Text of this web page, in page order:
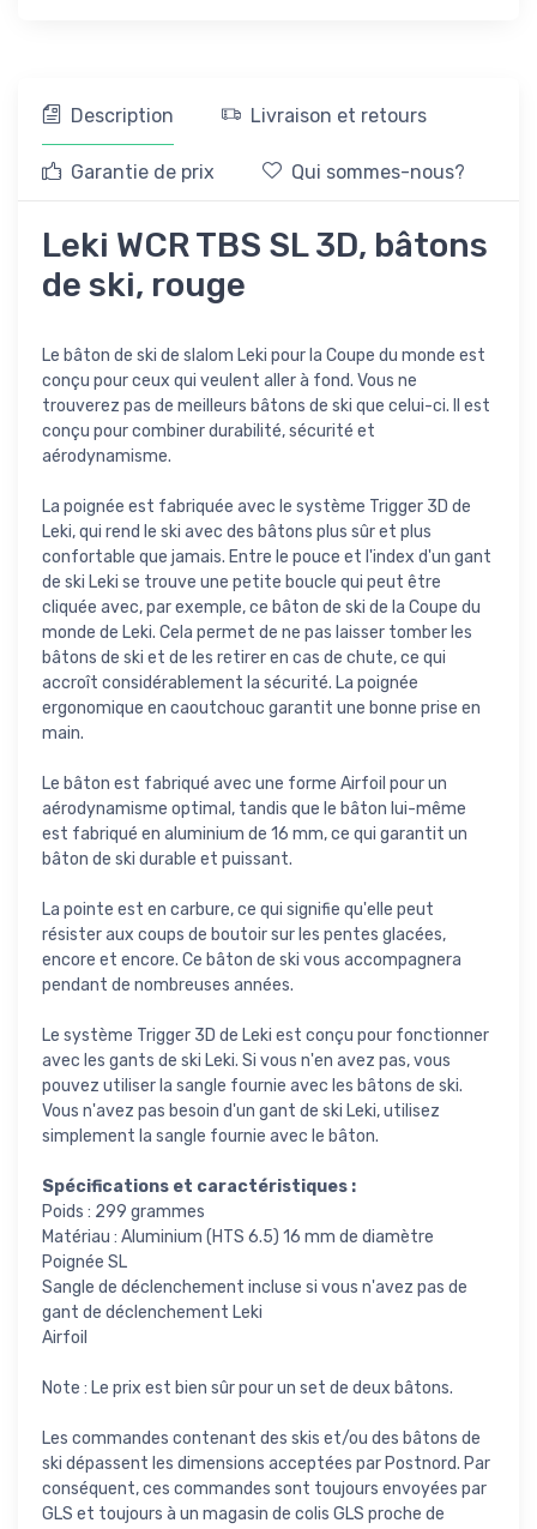
Description Livraison et retours
Garantie de prix Qui sommes-nous?
Leki WCR TBS SL 3D, bâtons
de ski, rouge
Le bâton de ski de slalom Leki pour la Coupe du monde est
conçu pour ceux qui veulent aller à fond. Vous ne
trouverez pas de meilleurs bâtons de ski que celui-ci. Il est
conçu pour combiner durabilité, sécurité et
aérodynamisme.
La poignée est fabriquée avec le système Trigger 3D de
Leki, qui rend le ski avec des bâtons plus sûr et plus
confortable que jamais. Entre le pouce et l'index d'un gant
de ski Leki se trouve une petite boucle qui peut être
cliquée avec, par exemple, ce bâton de ski de la Coupe du
monde de Leki. Cela permet de ne pas laisser tomber les
bâtons de ski et de les retirer en cas de chute, ce qui
accroît considérablement la sécurité. La poignée
ergonomique en caoutchouc garantit une bonne prise en
main.
Le bâton est fabriqué avec une forme Airfoil pour un
aérodynamisme optimal, tandis que le bâton lui-même
est fabriqué en aluminium de 16 mm, ce qui garantit un
bâton de ski durable et puissant.
La pointe est en carbure, ce qui signifie qu'elle peut
résister aux coups de boutoir sur les pentes glacées,
encore et encore. Ce bâton de ski vous accompagnera
pendant de nombreuses années.
Le système Trigger 3D de Leki est conçu pour fonctionner
avec les gants de ski Leki. Si vous n'en avez pas, vous
pouvez utiliser la sangle fournie avec les bâtons de ski.
Vous n'avez pas besoin d'un gant de ski Leki, utilisez
simplement la sangle fournie avec le bâton.
Spécifications et caractéristiques :
Poids : 299 grammes
Matériau : Aluminium (HTS 6.5) 16 mm de diamètre
Poignée SL
Sangle de déclenchement incluse si vous n'avez pas de
gant de déclenchement Leki
Airfoil
Note : Le prix est bien sûr pour un set de deux bâtons.
Les commandes contenant des skis et/ou des bâtons de
ski dépassent les dimensions acceptées par Postnord. Par
conséquent, ces commandes sont toujours envoyées par
GLS et toujours à un magasin de colis GLS proche de